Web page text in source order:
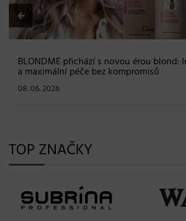
BLONDME přichází s novou érou blond:
a maximální péče bez kompromisů
08. 06. 2026
TOP ZNAČKY